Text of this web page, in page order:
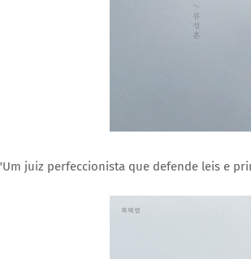
juiz perfeccionista que defende leis e